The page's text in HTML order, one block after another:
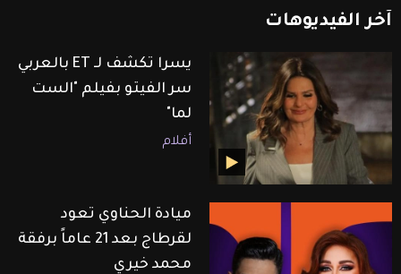
آخر الفيديوهات
يسرا تكشف لـ ET بالعربي
سر الفيتو بفيلم "الست
لما"
أفلام
ميادة الحناوي تعود
لقرطاج بعد 21 عاماً برفقة
محمد خيري